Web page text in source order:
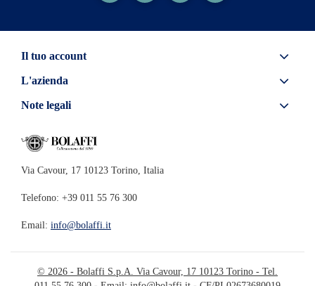
Il tuo account
L'azienda
Note legali
Via Cavour, 17 10123 Torino, Italia
Telefono: +39 011 55 76 300
Email: info@bolaffi.it
© 2026 - Bolaffi S.p.A. Via Cavour, 17 10123 Torino - Tel.